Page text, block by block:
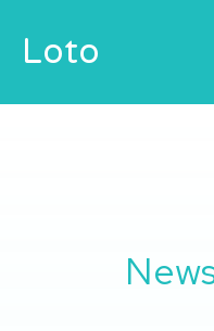
Loto